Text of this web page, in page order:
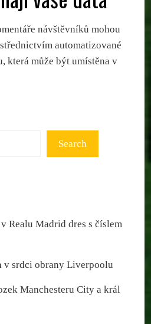
návštěvníků mohou
automatizované
která může být umístěna v
Search
Realu Madrid dres s číslem
srdci obrany Liverpoolu
Manchesteru City a král